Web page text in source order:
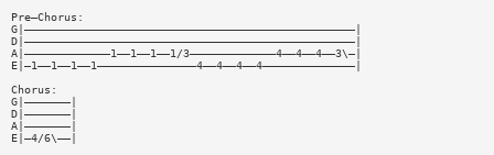
Pre—Chorus:
G|——————————————————————————————————————————————————|
D|——————————————————————————————————————————————————|
A|—————————————1——1——1——1/3—————————————4——4——4——3\—|
E|—1——1——1——1———————————————4——4——4——4——————————————|
Chorus:
G|———————|
D|———————|
A|———————|
E|—4/6\——|